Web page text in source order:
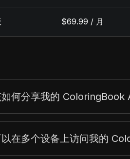
$69.99 / 月
何分享我的 ColoringBook
在多个设备上访问我的